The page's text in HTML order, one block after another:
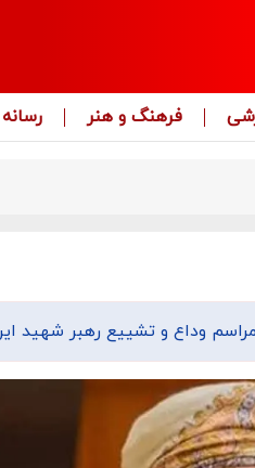
فرهنگ و هنر
وداع و تشییع رهبر شهید